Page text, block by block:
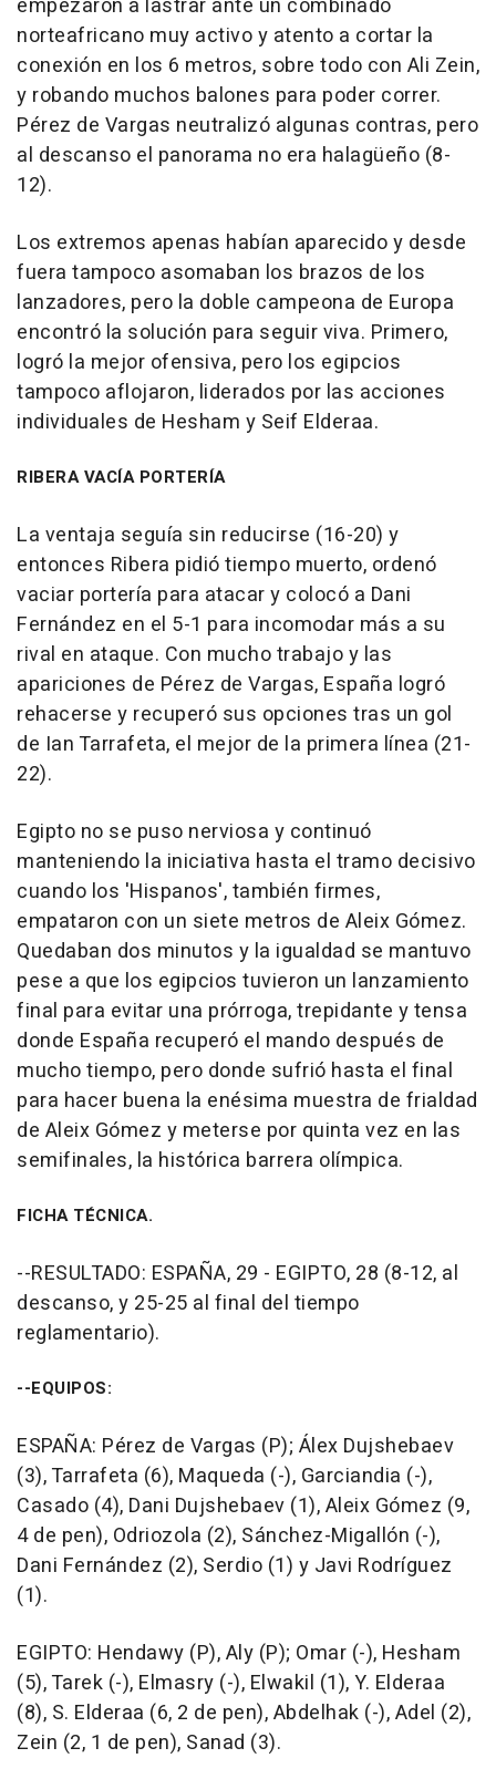
empezaron a lastrar ante un combinado
norteafricano muy activo y atento a cortar la
conexión en los 6 metros, sobre todo con Ali Zein,
y robando muchos balones para poder correr.
Pérez de Vargas neutralizó algunas contras, pero
al descanso el panorama no era halagüeño (8-
12).
Los extremos apenas habían aparecido y desde
fuera tampoco asomaban los brazos de los
lanzadores, pero la doble campeona de Europa
encontró la solución para seguir viva. Primero,
logró la mejor ofensiva, pero los egipcios
tampoco aflojaron, liderados por las acciones
individuales de Hesham y Seif Elderaa.
RIBERA VACÍA PORTERÍA
La ventaja seguía sin reducirse (16-20) y
entonces Ribera pidió tiempo muerto, ordenó
vaciar portería para atacar y colocó a Dani
Fernández en el 5-1 para incomodar más a su
rival en ataque. Con mucho trabajo y las
apariciones de Pérez de Vargas, España logró
rehacerse y recuperó sus opciones tras un gol
de Ian Tarrafeta, el mejor de la primera línea (21-
22).
Egipto no se puso nerviosa y continuó
manteniendo la iniciativa hasta el tramo decisivo
cuando los 'Hispanos', también firmes,
empataron con un siete metros de Aleix Gómez.
Quedaban dos minutos y la igualdad se mantuvo
pese a que los egipcios tuvieron un lanzamiento
final para evitar una prórroga, trepidante y tensa
donde España recuperó el mando después de
mucho tiempo, pero donde sufrió hasta el final
para hacer buena la enésima muestra de frialdad
de Aleix Gómez y meterse por quinta vez en las
semifinales, la histórica barrera olímpica.
FICHA TÉCNICA.
--RESULTADO: ESPAÑA, 29 - EGIPTO, 28 (8-12, al
descanso, y 25-25 al final del tiempo
reglamentario).
--EQUIPOS:
ESPAÑA: Pérez de Vargas (P); Álex Dujshebaev
(3), Tarrafeta (6), Maqueda (-), Garciandia (-),
Casado (4), Dani Dujshebaev (1), Aleix Gómez (9,
4 de pen), Odriozola (2), Sánchez-Migallón (-),
Dani Fernández (2), Serdio (1) y Javi Rodríguez
(1).
EGIPTO: Hendawy (P), Aly (P); Omar (-), Hesham
(5), Tarek (-), Elmasry (-), Elwakil (1), Y. Elderaa
(8), S. Elderaa (6, 2 de pen), Abdelhak (-), Adel (2),
Zein (2, 1 de pen), Sanad (3).